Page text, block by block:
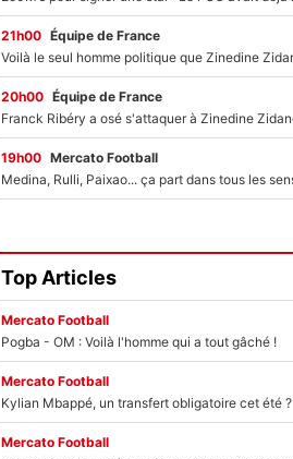
21h00 Équipe de France
20h00 Équipe de France
19h00 Mercato Football
Top Articles
Mercato Football
Pogba - OM : Voilà l'homme qui a tout gâché !
Mercato Football
Kylian Mbappé, un transfert obligatoire cet été ?
Mercato Football